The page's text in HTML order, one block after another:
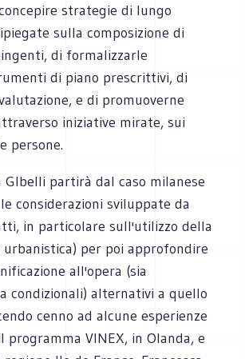
strategie di lungo
sulla composizione di
di formalizzarle
di piano prescrittivi, di
e di promuoverne
iniziative mirate, sui
persone.
GIbelli partirà dal caso milanese
considerazioni sviluppate da
in particolare sull'utilizzo della
urbanistica) per poi approfondire
all'opera (sia
condizionali) alternativi a quello
cenno ad alcune esperienze
programma VINEX, in Olanda, e